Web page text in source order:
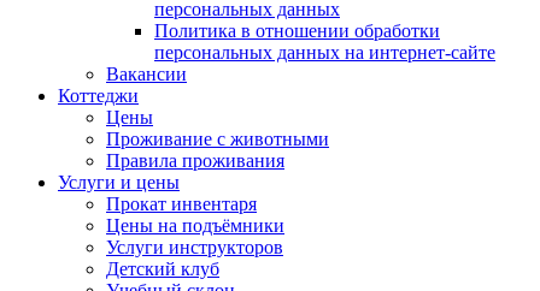
персональных данных
Политика в отношении обработки
персональных данных на интернет-сайте
Вакансии
Коттеджи
Цены
Проживание с животными
Правила проживания
Услуги и цены
Прокат инвентаря
Цены на подъёмники
Услуги инструкторов
Детский клуб